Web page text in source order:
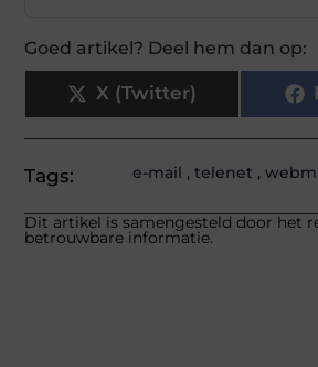
Goed artikel? Deel hem dan op:
X (Twitter)
Tags: e-mail , telenet ,
Dit artikel is samengesteld door het
betrouwbare informatie.